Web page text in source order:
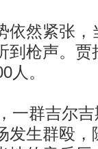
然紧张，
到枪声。贾
人。
群吉尔吉
发生群殴，